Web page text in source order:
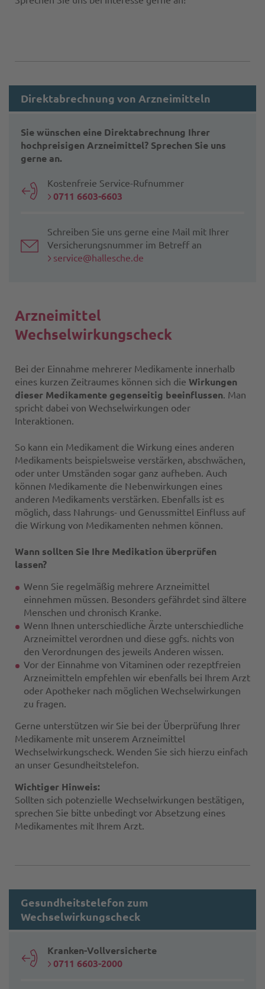
Direktabrechnung von Arzneimitteln
Sie wünschen eine Direktabrechnung Ihrer
hochpreisigen Arzneimittel? Sprechen Sie uns
gerne an.
Kostenfreie Service-Rufnummer
0711 6603-6603
Schreiben Sie uns gerne eine Mail mit Ihrer
Versicherungsnummer im Betreff an
service@hallesche.de
Arzneimittel
Wechselwirkungscheck
Bei der Einnahme mehrerer Medikamente innerhalb
eines kurzen Zeitraumes können sich die Wirkungen
dieser Medikamente gegenseitig beeinflussen. Man
spricht dabei von Wechselwirkungen oder
Interaktionen.
So kann ein Medikament die Wirkung eines anderen
Medikaments beispielsweise verstärken, abschwächen,
oder unter Umständen sogar ganz aufheben. Auch
können Medikamente die Nebenwirkungen eines
anderen Medikaments verstärken. Ebenfalls ist es
möglich, dass Nahrungs- und Genussmittel Einfluss auf
die Wirkung von Medikamenten nehmen können.
Wann sollten Sie Ihre Medikation überprüfen
lassen?
Wenn Sie regelmäßig mehrere Arzneimittel
einnehmen müssen. Besonders gefährdet sind ältere
Menschen und chronisch Kranke.
Wenn Ihnen unterschiedliche Ärzte unterschiedliche
Arzneimittel verordnen und diese ggfs. nichts von
den Verordnungen des jeweils Anderen wissen.
Vor der Einnahme von Vitaminen oder rezeptfreien
Arzneimitteln empfehlen wir ebenfalls bei Ihrem Arzt
oder Apotheker nach möglichen Wechselwirkungen
zu fragen.
Gerne unterstützen wir Sie bei der Überprüfung Ihrer
Medikamente mit unserem Arzneimittel
Wechselwirkungscheck. Wenden Sie sich hierzu einfach
an unser Gesundheitstelefon.
Wichtiger Hinweis:
Sollten sich potenzielle Wechselwirkungen bestätigen,
sprechen Sie bitte unbedingt vor Absetzung eines
Medikamentes mit Ihrem Arzt.
Gesundheitstelefon zum
Wechselwirkungscheck
Kranken-Vollversicherte
0711 6603-2000